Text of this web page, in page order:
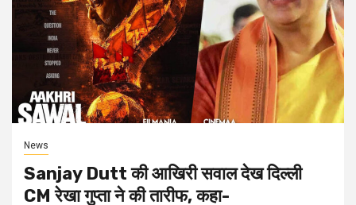
News
Sanjay Dutt की आखिरी सवाल देख दिल्ली
CM रेखा गुप्ता ने की तारीफ, कहा-